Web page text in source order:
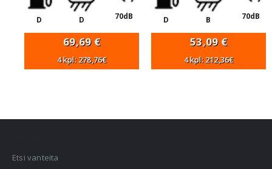
D D 70dB
69,69 €
4 kpl: 278,76€
D B 70dB
53,09 €
4 kpl: 212,36€
Etsi vanteita